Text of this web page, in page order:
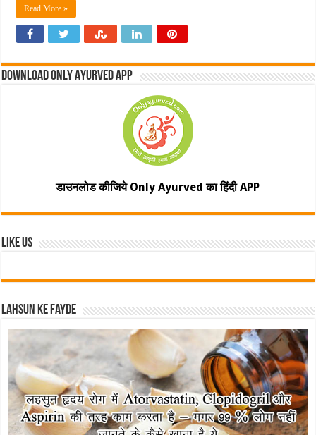
Read More »
Download Only Ayurved App
डाउनलोड कीजिये Only Ayurved का हिंदी APP
Like Us
Lahsun ke fayde